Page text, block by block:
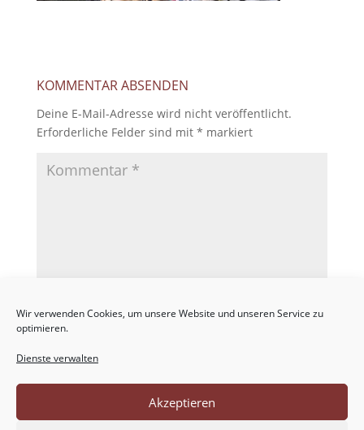
Wir verwenden Cookies, um unsere Website und unseren Service zu
optimieren.
Dienste verwalten
Akzeptieren
KOMMENTAR ABSENDEN
Deine E-Mail-Adresse wird nicht veröffentlicht.
Erforderliche Felder sind mit * markiert